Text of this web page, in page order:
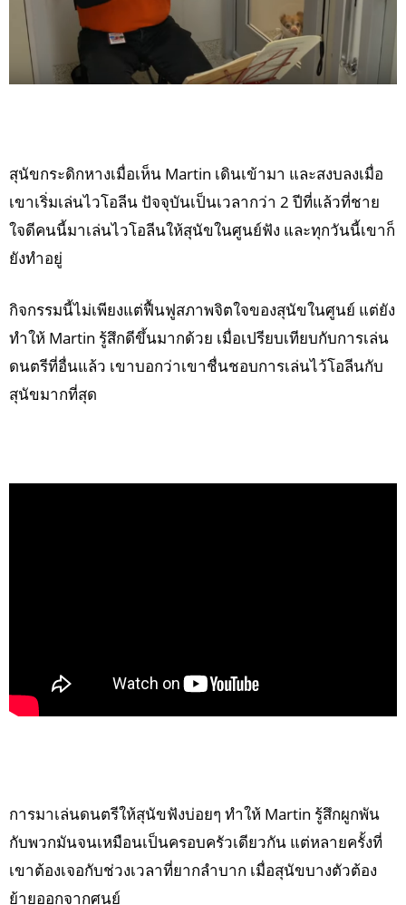
สุนัขกระดิกหางเมื่อเห็น Martin เดินเข้ามา และสงบลงเมื่อ
เขาเริ่มเล่นไวโอลีน ปัจจุบันเป็นเวลากว่า 2 ปีที่แล้วที่ชาย
ใจดีคนนี้มาเล่นไวโอลีนให้สุนัขในศูนย์ฟัง และทุกวันนี้เขาก็
ยังทำอยู่
กิจกรรมนี้ไม่เพียงแต่ฟื้นฟูสภาพจิตใจของสุนัขในศูนย์ แต่ยัง
ทำให้ Martin รู้สึกดีขึ้นมากด้วย เมื่อเปรียบเทียบกับการเล่น
ดนตรีที่อื่นแล้ว เขาบอกว่าเขาชื่นชอบการเล่นไว้โอลีนกับ
สุนัขมากที่สุด
การมาเล่นดนตรีให้สุนัขฟังบ่อยๆ ทำให้ Martin รู้สึกผูกพัน
กับพวกมันจนเหมือนเป็นครอบครัวเดียวกัน แต่หลายครั้งที่
เขาต้องเจอกับช่วงเวลาที่ยากลำบาก เมื่อสุนัขบางตัวต้อง
ย้ายออกจากศูนย์